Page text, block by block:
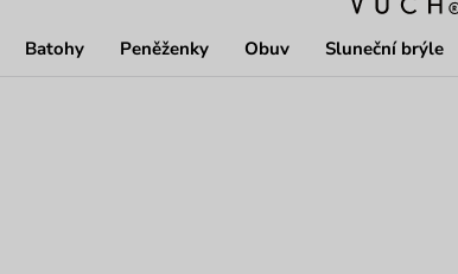
Batohy Peněženky Obuv Sluneční brýle